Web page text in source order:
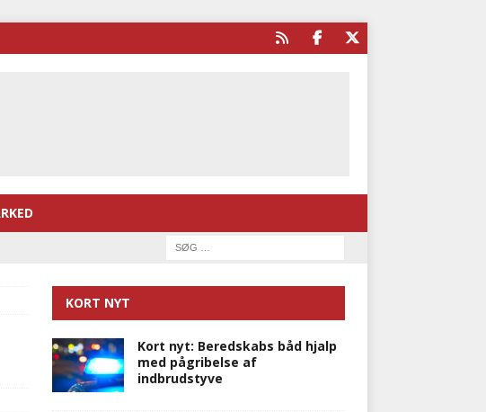
KORT NYT
Kort nyt: Beredskabs båd hjalp
med pågribelse af
indbrudstyve